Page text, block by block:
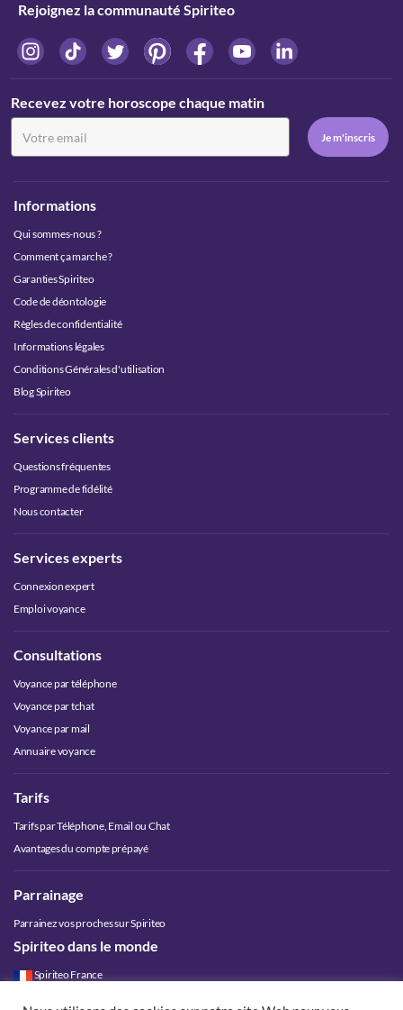
Rejoignez la communauté Spiriteo
Recevez votre horoscope chaque matin
Informations
Qui sommes-nous ?
Comment ça marche ?
Garanties Spiriteo
Code de déontologie
Règles de confidentialité
Informations légales
Conditions Générales d'utilisation
Blog Spiriteo
Services clients
Questions fréquentes
Programme de fidélité
Nous contacter
Services experts
Connexion expert
Emploi voyance
Consultations
Voyance par téléphone
Voyance par tchat
Voyance par mail
Annuaire voyance
Tarifs
Tarifs par Téléphone, Email ou Chat
Avantages du compte prépayé
Parrainage
Parrainez vos proches sur Spiriteo
Spiriteo dans le monde
Spiriteo France